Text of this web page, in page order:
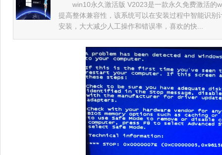
win10永久激活版 V2023是一款永久免费激活的
提高整体兼容性，该系统可以在安装过程中智能识别
安装，大大减少人工操作和错误率，喜欢的快...